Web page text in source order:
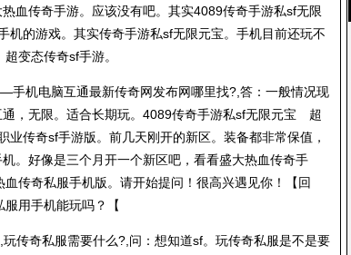
血传奇手游。应该没有吧。其实4089传奇手游私sf无限
的游戏。其实传奇手游私sf无限元宝。手机目前还玩不
变态传奇sf手游。
手机电脑互通最新传奇网发布网哪里找?,答：一般情况现
，无限。适合长期玩。4089传奇手游私sf无限元宝 超
传奇sf手游版。前几天刚开的新区。装备都非常保值，
。好像是三个月开一个新区吧，看看盛大热血传奇手
血传奇私服手机版。请开始提问！很高兴遇见你！【回
用手机能玩吗？【
玩传奇私服需要什么?,问：想知道sf。玩传奇私服是不是要